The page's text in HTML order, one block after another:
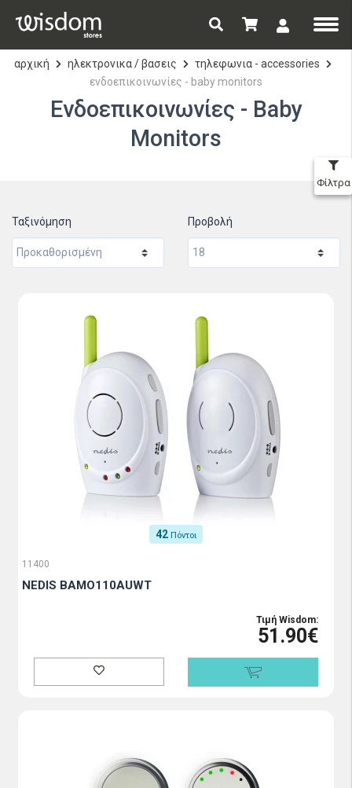
αρχική ηλεκτρονικα / βασεις
τηλεφωνια - accessories
ενδοεπικοινωνίες - baby monitors
Ενδοεπικοινωνίες - Baby
Monitors
Ταξινόμηση Προβολή
Φίλτρα
42 Πόντοι
11400
NEDIS BAMO110AUWT
Τιμή Wisdom:
51.90€